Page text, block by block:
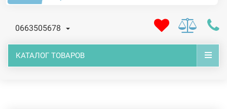
0663505678
КАТАЛОГ ТОВАРОВ